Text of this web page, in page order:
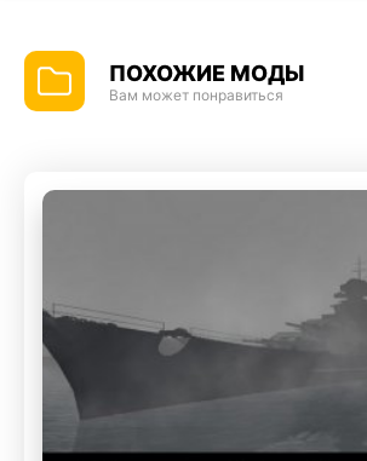
ПОХОЖИЕ МОДЫ
Вам может понравиться